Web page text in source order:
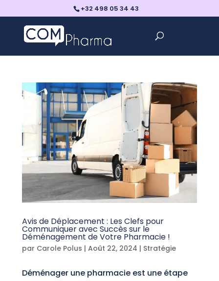
+32 498 05 34 43
Avis de Déplacement : Les Clefs pour
Communiquer avec Succès sur le
Déménagement de Votre Pharmacie !
par Carole Polus | Août 22, 2024 | Stratégie
Déménager une pharmacie est une étape